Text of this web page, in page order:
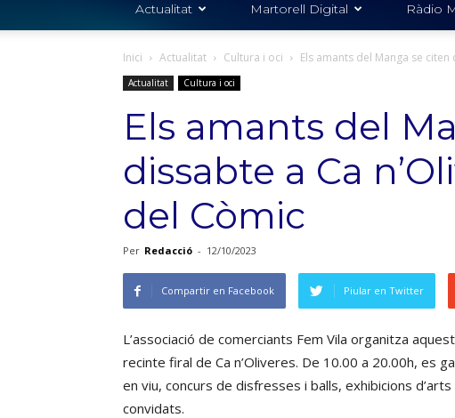
Martorell
Actualitat Martorell Digital Ràdio
Inici Actualitat Cultura i oci Els amants del Manga se citen
Actualitat Cultura i oci
Els amants del
dissabte a Ca
del Còmic
Per Redacció - 12/10/2023
Compartir en Facebook Piular en Twitter
L’associació de comerciants Fem Vila organitza
recinte firal de Ca n’Oliveres. De 10.00 a 20.00h, es
en viu, concurs de disfresses i balls, exhibicions
convidats.